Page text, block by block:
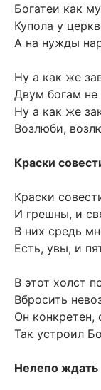
Богатеи как
Купола у
А на нужды
Ну а как же
Двум богам не
Ну а как же
Возлюби,
Краски
Краски
И грешны, и
В них средь
Есть, увы, и
В этот холст
Вбросить
Он конкретен,
Так устроил
Нелепо ждать